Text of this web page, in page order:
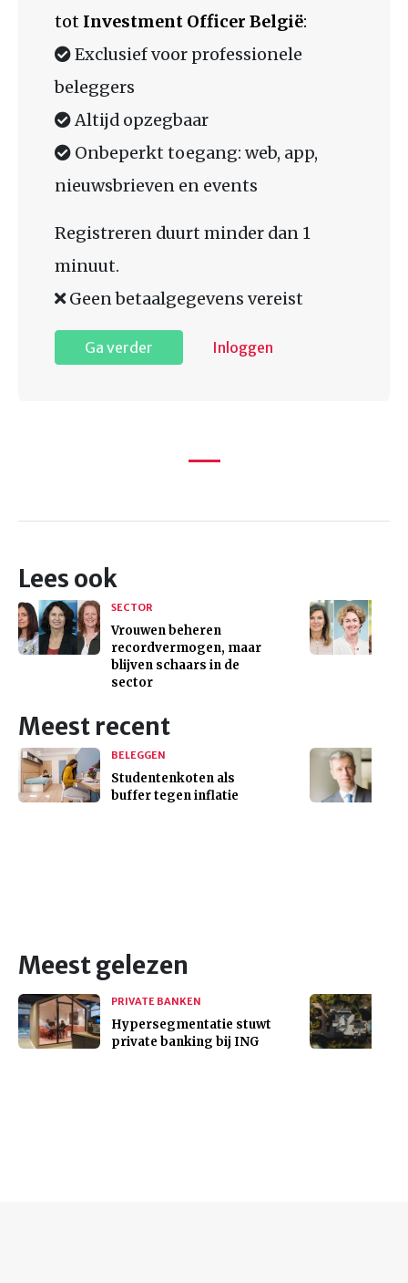
tot Investment Officer België:
Exclusief voor professionele
beleggers
Altijd opzegbaar
Onbeperkt toegang: web, app,
nieuwsbrieven en events
Registreren duurt minder dan 1
minuut.
Geen betaalgegevens vereist
Ga verder Inloggen
Lees ook
SECTOR
Vrouwen beheren
recordvermogen, maar
blijven schaars in de
sector
Meest recent
BELEGGEN
Studentenkoten als
buffer tegen inflatie
Meest gelezen
PRIVATE BANKEN
Hypersegmentatie stuwt
private banking bij ING